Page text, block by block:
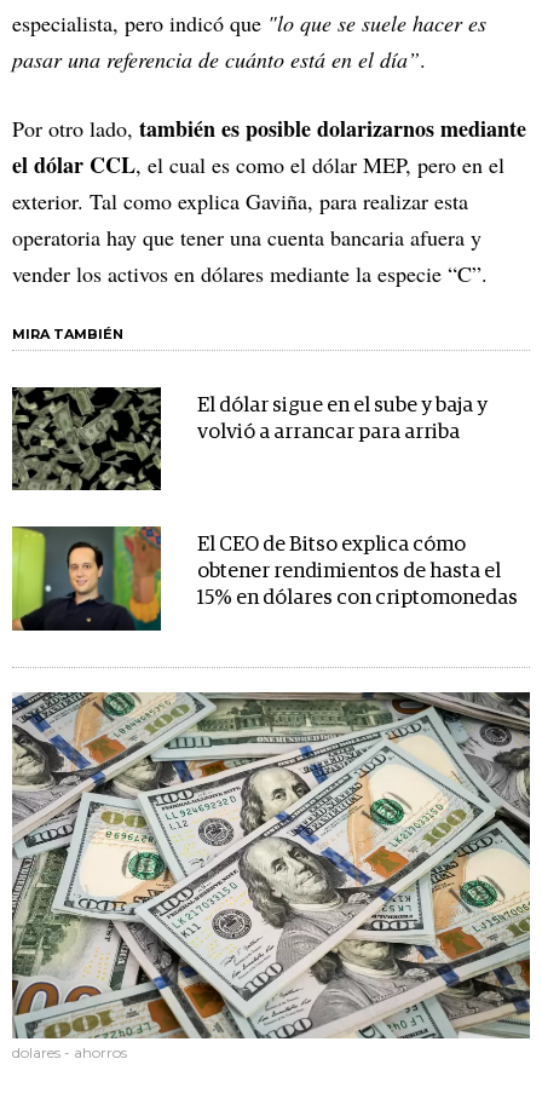
especialista, pero indicó que "lo que se suele hacer es
pasar una referencia de cuánto está en el día”.
Por otro lado, también es posible dolarizarnos mediante
el dólar CCL, el cual es como el dólar MEP, pero en el
exterior. Tal como explica Gaviña, para realizar esta
operatoria hay que tener una cuenta bancaria afuera y
vender los activos en dólares mediante la especie “C”.
MIRA TAMBIÉN
El dólar sigue en el sube y baja y
volvió a arrancar para arriba
El CEO de Bitso explica cómo
obtener rendimientos de hasta el
15% en dólares con criptomonedas
dolares - ahorros